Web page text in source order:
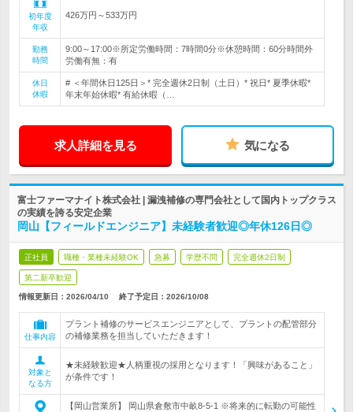
初年度
年収
426万円～533万円
勤務
時間
9:00～17:00※所定労働時間：7時間0分※休憩時間：60分時間外
労働有無：有
休日
休暇
# ＜年間休日125日＞* 完全週休2日制（土日）* 祝日* 夏季休暇*
年末年始休暇* 有給休暇（…
求人詳細を見る 気になる
富士ファーマナイト株式会社 | 漏洩補修の専門会社として国内トップクラス
の実績を誇る安定企業
岡山【フィールドエンジニア】未経験者歓迎◎年休126日◎
正社員 職種・業種未経験OK 急募 学歴不問 完全週休2日制
第二新卒歓迎
情報更新日：2026/04/10 終了予定日： 2026/10/08
仕事内容
プラント補修のサービスエンジニアとして、プラントの配管部分
の補修業務を担当していただきます！
対象と
なる方
★未経験歓迎★人柄重視の採用となります！「興味があること」
が条件です！
【岡山営業所】 岡山県倉敷市中畝8-5-1 ※将来的に転勤の可能性